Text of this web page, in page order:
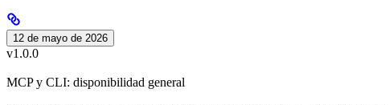
12 de mayo de 2026
v1.0.0
MCP y CLI: disponibilidad general